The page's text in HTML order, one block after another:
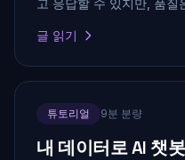
고 응답할 수 있지만, 품질
글 읽기
튜토리얼 9분 분량
내 데이터로 AI 챗